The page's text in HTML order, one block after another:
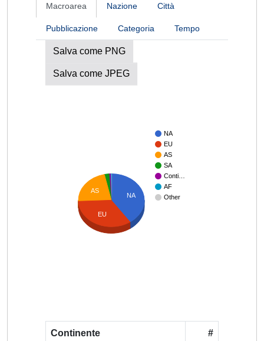
Macroarea Nazione Città
Pubblicazione Categoria Tempo
Salva come PNG
Salva come JPEG
NA
EU
AS
SA
Conti…
AF
Other
NA
AS
EU
Continente #